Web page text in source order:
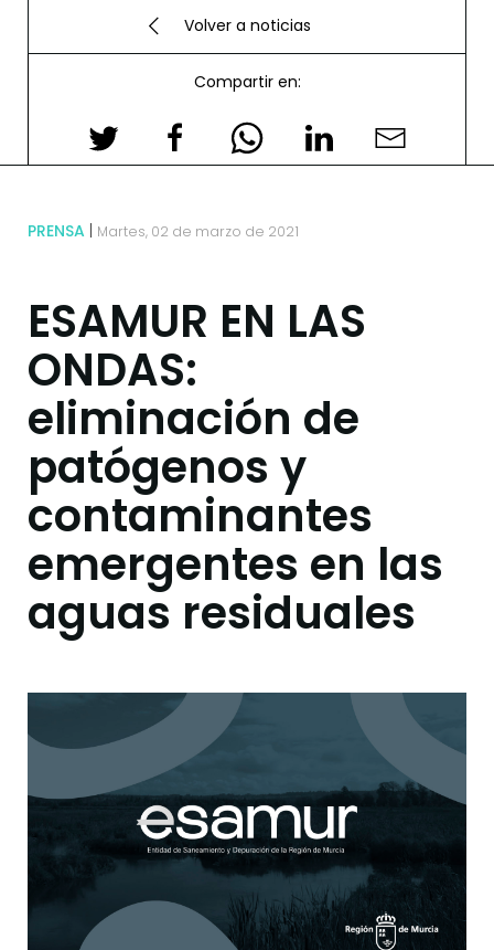
Volver a noticias
Compartir en:
PRENSA Martes, 02 de marzo de 2021
ESAMUR EN LAS
ONDAS:
eliminación de
patógenos y
contaminantes
emergentes en las
aguas residuales